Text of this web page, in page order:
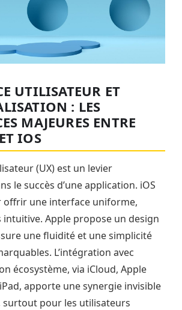
UTILISATEUR ET
: LES
MAJEURES ENTRE
IOS
(UX) est un levier
le succès d’une application. iOS
offrir une interface uniforme,
intuitive. Apple propose un design
une fluidité et une simplicité
L’intégration avec
écosystème, via iCloud, Apple
apporte une synergie invisible
surtout pour les utilisateurs